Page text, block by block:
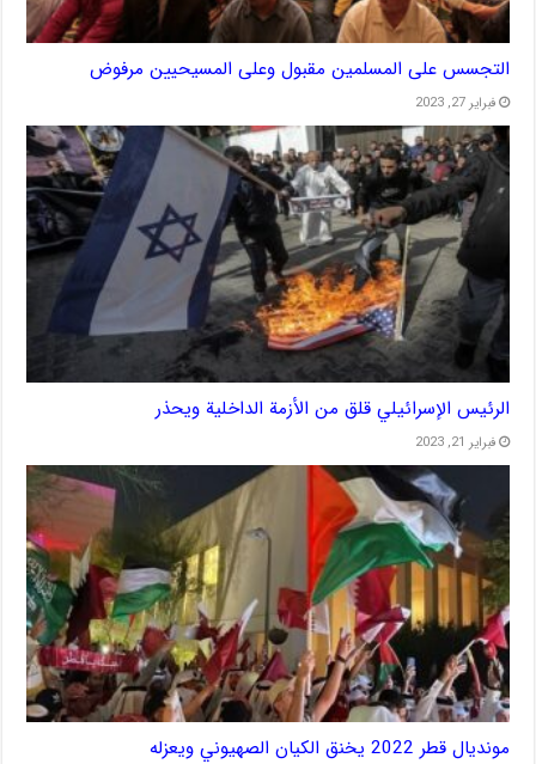
التجسس على المسلمين مقبول وعلى المسيحيين مرفوض
فبراير 27, 2023
الرئيس الإسرائيلي قلق من الأزمة الداخلية ويحذر
فبراير 21, 2023
مونديال قطر 2022 يخنق الكيان الصهيوني ويعزله